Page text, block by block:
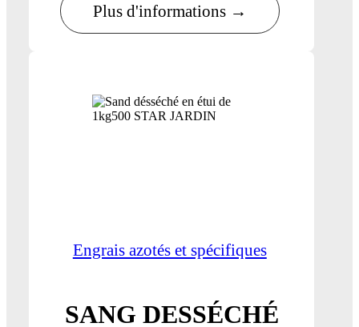
Plus d'informations →
Engrais azotés et spécifiques
SANG DESSÉCHÉ